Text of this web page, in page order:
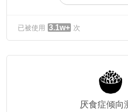
已被使用 3.1w+ 次
厌食症倾向